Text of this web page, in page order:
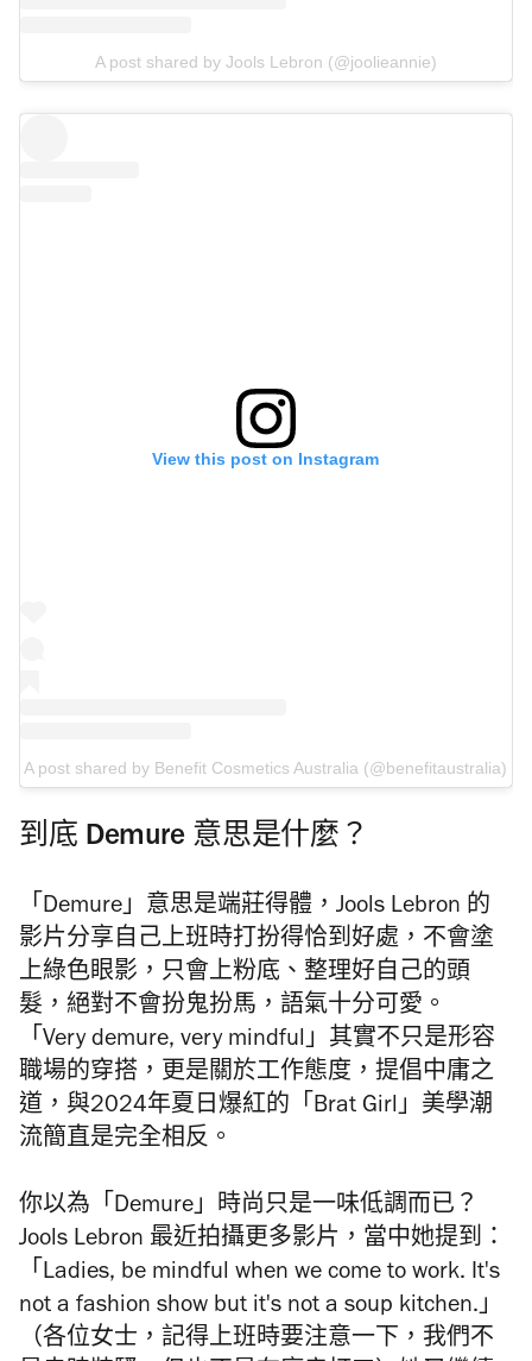
A post shared by Jools Lebron (@joolieannie)
View this post on Instagram
A post shared by Benefit Cosmetics Australia (@benefitaustralia)
到底 Demure 意思是什麼？
「Demure」意思是端莊得體，Jools Lebron 的
影片分享自己上班時打扮得恰到好處，不會塗
上綠色眼影，只會上粉底、整理好自己的頭
髮，絕對不會扮鬼扮馬，語氣十分可愛。
「Very demure, very mindful」其實不只是形容
職場的穿搭，更是關於工作態度，提倡中庸之
道，與2024年夏日爆紅的「Brat Girl」美學潮
流簡直是完全相反。
你以為「Demure」時尚只是一味低調而已？
Jools Lebron 最近拍攝更多影片，當中她提到：
「Ladies, be mindful when we come to work. It's
not a fashion show but it's not a soup kitchen.」
（各位女士，記得上班時要注意一下，我們不